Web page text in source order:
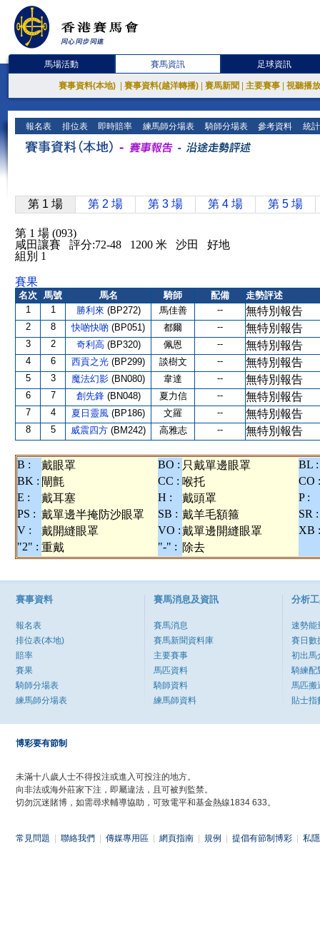
馬場活動 賽馬資訊 足球資訊
賽事資料(本地) 賽事資料(越洋轉播) 賽馬新聞 主要賽事 視聽播
報名表 排位表 即時賠率 練馬師分場表 騎師分場表 參考資料 統
第 1 場 第 2 場 第 3 場 第 4 場 第 5 場
第 1 場 (093)
咸田讓賽 評分:72-48 1200 米 沙田 好地
組別 1
賽果
名次 馬號 馬名 騎師 配備
走勢評述
1
1 勝利來 (BP272) 馬佳善 -- 無特別報告
2 8 快啲快啲 (BP051) 都爾 -- 無特別報告
3 2 奇利高 (BP320) 佩恩 -- 無特別報告
4 6 西貢之光 (BP299) 談樹文 -- 無特別報告
5 3 魔法幻影 (BN080) 韋達 -- 無特別報告
6 7 創先鋒 (BN048) 夏力信 -- 無特別報告
7 4 夏日靈風 (BP186) 文羅 -- 無特別報告
8 5 威震四方 (BM242) 高雅志 -- 無特別報告
B : 戴眼罩 BO : 只戴單邊眼罩
BL :
BK : 閘氈 CC : 喉托
CO :
E :
戴耳塞 H : 戴頭罩
P :
PS : 戴單邊半掩防沙眼罩 SB : 戴羊毛額箍
SR :
V :
戴開縫眼罩 VO :戴單邊開縫眼罩
XB :
"2" : 重戴 "-" : 除去
賽事資料
報名表
排位表(本地)
賠率
賽果
騎師分場表
練馬師分場表
賽馬消息及資訊
賽馬消息
賽馬新聞資料庫
主要賽事
馬匹資料
騎師資料
練馬師資料
分析
速勢能
賽日數
初出馬
騎練配
馬匹搬
貼士指
博彩要有節制
未滿十八歲人士不得投注或進入可投注的地方。
向非法或海外莊家下注，即屬違法，且可被判監禁。
切勿沉迷賭博，如需尋求輔導協助，可致電平和基金熱線1834 633。
常見問題 聯絡我們 傳媒專用區 網頁指南 規例 提倡有節制博彩 私